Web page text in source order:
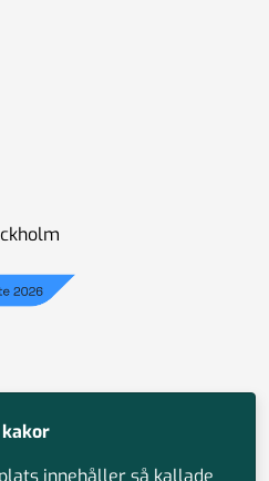
innehåller så kallade